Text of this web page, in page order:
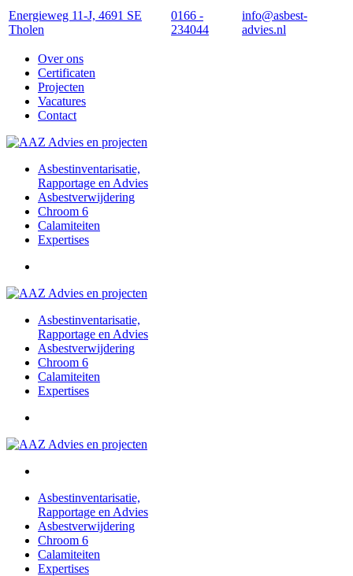
Energieweg 11-J, 4691 SE
Tholen
0166 -
234044
info@asbest-
advies.nl
Over ons
Certificaten
Projecten
Vacatures
Contact
Asbestinventarisatie,
Rapportage en Advies
Asbestverwijdering
Chroom 6
Calamiteiten
Expertises
Asbestinventarisatie,
Rapportage en Advies
Asbestverwijdering
Chroom 6
Calamiteiten
Expertises
Asbestinventarisatie,
Rapportage en Advies
Asbestverwijdering
Chroom 6
Calamiteiten
Expertises